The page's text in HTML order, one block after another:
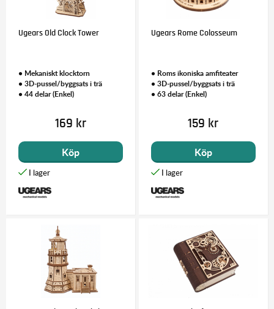
Ugears Old Clock Tower
• Mekaniskt klocktorn
• 3D-pussel/byggsats i trä
• 44 delar (Enkel)
169 kr
Köp
Ugears Rome Colosseum
• Roms ikoniska amfiteater
• 3D-pussel/byggsats i trä
• 63 delar (Enkel)
159 kr
Köp